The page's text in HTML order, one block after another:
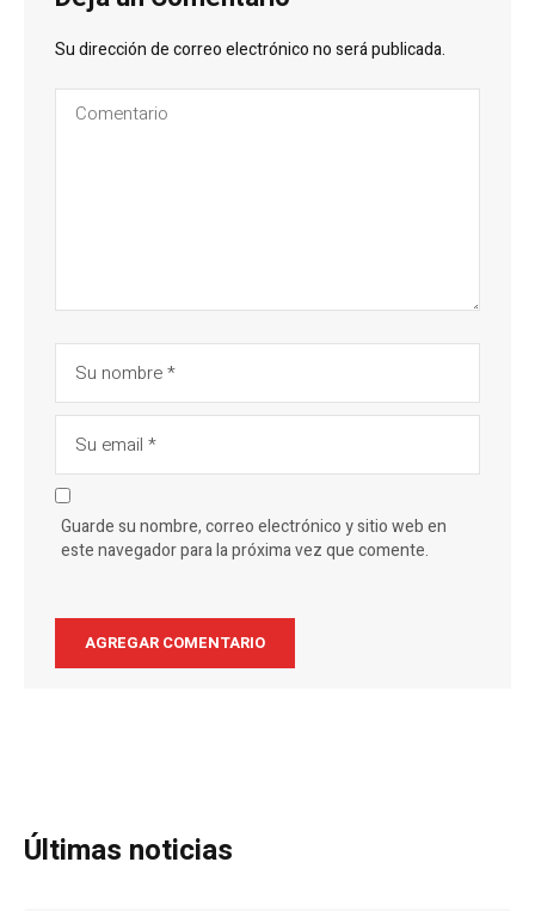
Su dirección de correo electrónico no será publicada.
Guarde su nombre, correo electrónico y sitio web en
este navegador para la próxima vez que comente.
Últimas noticias